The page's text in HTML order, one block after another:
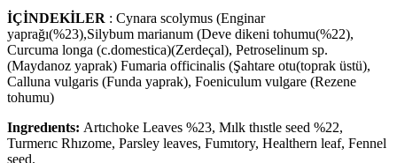
İÇİNDEKİLER : Cynara scolymus (Enginar
yaprağı(%23),Silybum marianum (Deve dikeni tohumu(%22),
Curcuma longa (c.domestica)(Zerdeçal), Petroselinum sp.
(Maydanoz yaprak) Fumaria officinalis (Şahtare otu(toprak üstü),
Calluna vulgaris (Funda yaprak), Foeniculum vulgare (Rezene
tohumu)
Ingredıents: Artıchoke Leaves %23, Mılk thıstle seed %22,
Turmerıc Rhızome, Parsley leaves, Fumıtory, Healthern leaf, Fennel
seed.